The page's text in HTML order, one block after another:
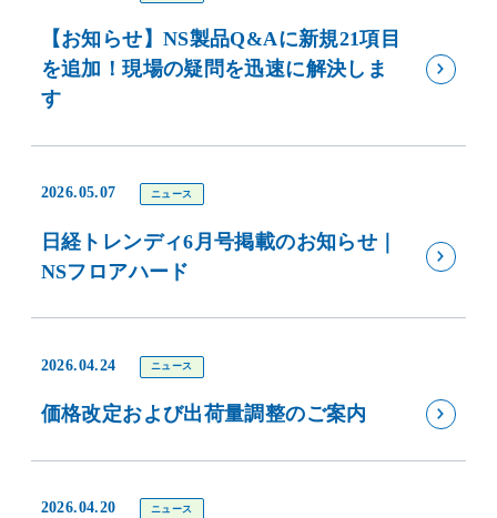
【お知らせ】NS製品Q&Aに新規21項目
を追加！現場の疑問を迅速に解決しま
す
2026.05.07 ニュース
日経トレンディ6月号掲載のお知らせ｜
NSフロアハード
2026.04.24 ニュース
価格改定および出荷量調整のご案内
2026.04.20 ニュース